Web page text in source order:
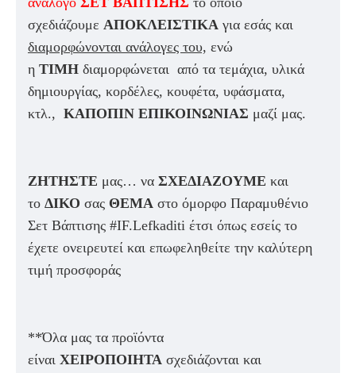
σχεδιάζουμε ΑΠΟΚΛΕΙΣΤΙΚΑ για εσάς και
διαμορφώνονται ανάλογες του, ενώ
η ΤΙΜΗ διαμορφώνεται από τα τεμάχια, υλικά
δημιουργίας, κορδέλες, κουφέτα, υφάσματα,
κτλ., ΚΑΠΟΠΙΝ ΕΠΙΚΟΙΝΩΝΙΑΣ μαζί μας.
ΖΗΤΗΣΤΕ μας… να ΣΧΕΔΙΑΖΟΥΜΕ και
το ΔΙΚΟ σας ΘΕΜΑ στο όμορφο Παραμυθένιο
Σετ Βάπτισης #IF.Lefkaditi έτσι όπως εσείς το
έχετε ονειρευτεί και επωφεληθείτε την καλύτερη
τιμή προσφοράς
**Όλα μας τα προϊόντα
είναι ΧΕΙΡΟΠΟΙΗΤΑ σχεδιάζονται και